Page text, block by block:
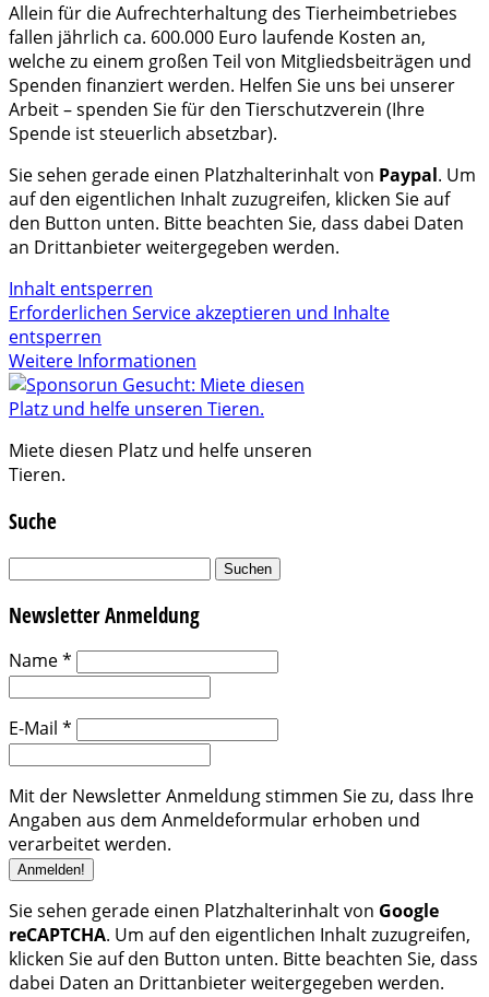
Allein für die Aufrechterhaltung des Tierheimbetriebes
fallen jährlich ca. 600.000 Euro laufende Kosten an,
welche zu einem großen Teil von Mitgliedsbeiträgen und
Spenden finanziert werden. Helfen Sie uns bei unserer
Arbeit – spenden Sie für den Tierschutzverein (Ihre
Spende ist steuerlich absetzbar).
Sie sehen gerade einen Platzhalterinhalt von Paypal. Um
auf den eigentlichen Inhalt zuzugreifen, klicken Sie auf
den Button unten. Bitte beachten Sie, dass dabei Daten
an Drittanbieter weitergegeben werden.
Inhalt entsperren
Erforderlichen Service akzeptieren und Inhalte
entsperren
Weitere Informationen
Miete diesen Platz und helfe unseren
Tieren.
Suche
Suchen
Newsletter Anmeldung
Name*
E-Mail *
Mit der Newsletter Anmeldung stimmen Sie zu, dass Ihre
Angaben aus dem Anmeldeformular erhoben und
verarbeitet werden.
Sie sehen gerade einen Platzhalterinhalt von Google
reCAPTCHA. Um auf den eigentlichen Inhalt zuzugreifen,
klicken Sie auf den Button unten. Bitte beachten Sie, dass
dabei Daten an Drittanbieter weitergegeben werden.